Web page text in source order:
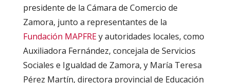
presidente de la Cámara de Comercio de
Zamora, junto a representantes de la
Fundación MAPFREy autoridades locales, como
Auxiliadora Fernández, concejala de Servicios
Sociales e Igualdad de Zamora, y María Teresa
Pérez Martín, directora provincial de Educación